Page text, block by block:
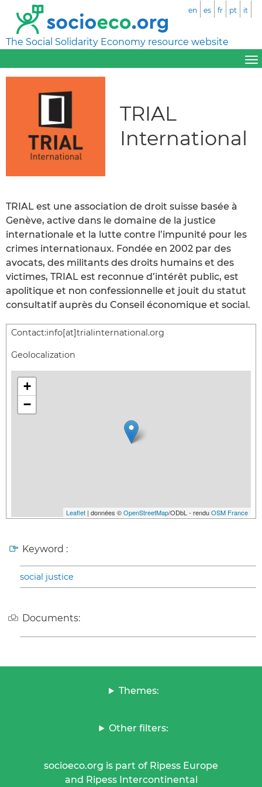
The Social Solidarity Economy resource website
en es fr pt it
TRIAL
International
TRIAL est une association de droit suisse basée à
Genève, active dans le domaine de la justice
internationale et la lutte contre l’impunité pour les
crimes internationaux. Fondée en 2002 par des
avocats, des militants des droits humains et des
victimes, TRIAL est reconnue d’intérêt public, est
apolitique et non confessionnelle et jouit du statut
consultatif auprès du Conseil économique et social.
Contact:info[at]trialinternational.org
Geolocalization
+
−
Leaflet | données ©OpenStreetMap/ODbL - renduOSM France
Keyword :
social justice
Documents:
Themes:
Other filters:
socioeco.org is part of Ripess Europe
and Ripess Intercontinental